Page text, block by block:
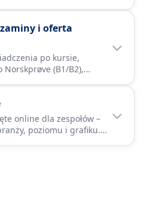
i informacje o
i oferta
po kursie,
(B1/B2),
wsparcie dla osób ze
online dla zespołów –
poziomu i grafiku.